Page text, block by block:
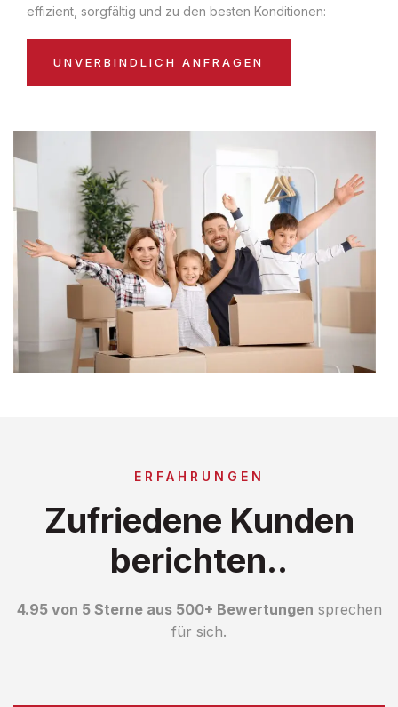
effizient, sorgfältig und zu den besten Konditionen:
UNVERBINDLICH ANFRAGEN
ERFAHRUNGEN
Zufriedene Kunden
berichten..
4.95 von 5 Sterne aus 500+ Bewertungen sprechen
für sich.